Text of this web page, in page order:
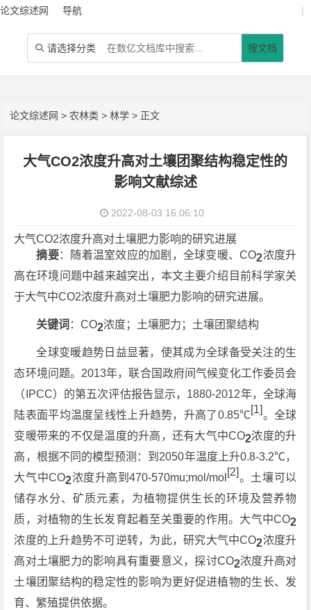
论文综述网 导航 |
 请选择分类 搜文档
论文综述网 >农林类 >林学 > 正文
大气CO2浓度升高对土壤团聚结构稳定性的
影响文献综述
2022-08-03 16:06:10
大气CO2浓度升高对土壤肥力影响的研究进展
摘要：随着温室效应的加剧，全球变暖、CO2浓度升
高在环境问题中越来越突出，本文主要介绍目前科学家关
于大气中CO2浓度升高对土壤肥力影响的研究进展。
关键词 ：CO2浓度；土壤肥力；土壤团聚结构
全球变暖趋势日益显著，使其成为全球备受关注的生
态环境问题。2013年，联合国政府间气候变化工作委员会
（IPCC）的第五次评估报告显示，1880-2012年，全球海
陆表面平均温度呈线性上升趋势，升高了0.85℃[1]。全球
变暖带来的不仅是温度的升高，还有大气中CO2浓度的升
高，根据不同的模型预测：到2050年温度上升0.8-3.2℃，
大气中CO2浓度升高到470-570mu;mol/mol [2]。土壤可以
储存水分、矿质元素，为植物提供生长的环境及营养物
质，对植物的生长发育起着至关重要的作用。大气中CO2
浓度的上升趋势不可逆转，为此，研究大气中CO2浓度升
高对土壤肥力的影响具有重要意义，探讨CO2浓度升高对
土壤团聚结构的稳定性的影响为更好促进植物的生长、发
育、繁殖提供依据。